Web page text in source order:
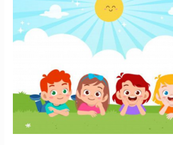
savivaldybės
švietimo
ikimokyklinio
priešmokyklinio
ugdymo
programas,